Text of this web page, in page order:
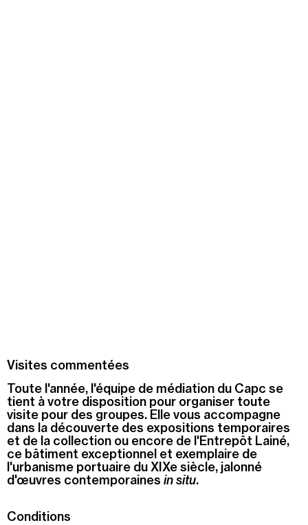
Visites commentées
Toute l'année, l'équipe de médiation du Capc se
tient à votre disposition pour organiser toute
visite pour des groupes. Elle vous accompagne
dans la découverte des expositions temporaires
et de la collection ou encore de l'Entrepôt Lainé,
ce bâtiment exceptionnel et exemplaire de
l'urbanisme portuaire du XIXe siècle, jalonné
d'œuvres contemporaines in situ.
Conditions